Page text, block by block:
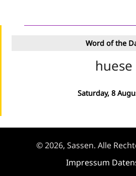
Word of the
huese
Saturday, 8
© 2026, Sassen. Alle
Impressum